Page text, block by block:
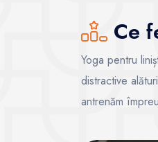
Ce
Yoga pentru
distractive
antrenăm